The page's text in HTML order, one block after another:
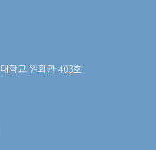
학교 원화관 403호